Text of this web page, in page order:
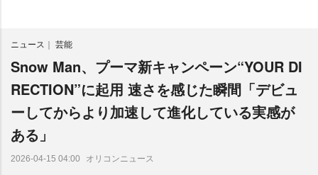
ニュース 芸能
Snow Man、プーマ新キャンペーン“YOUR DI
RECTION”に起用 速さを感じた瞬間「デビュ
ーしてからより加速して進化している実感が
ある」
2026-04-15 04:00 オリコンニュース